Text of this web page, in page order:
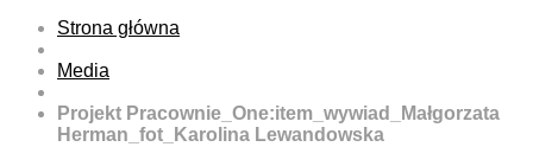
Strona główna
Media
Projekt Pracownie_One:item_wywiad_Małgorzata
Herman_fot_Karolina Lewandowska